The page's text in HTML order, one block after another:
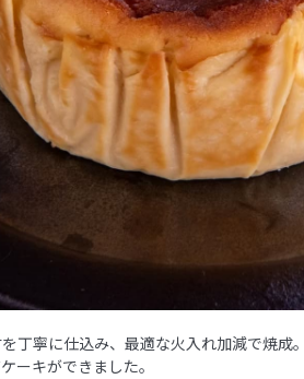
丁寧に仕込み、最適な火入れ加減で焼成
ーキができました。